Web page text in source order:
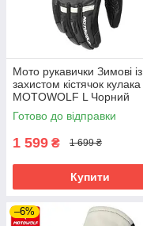
Мото рукавички Зимові із
захистом кістячок кулака
MOTOWOLF L Чорний
MDL0318
Готово до відправки
1 599 ₴ 1 699 ₴
Купити
–6%